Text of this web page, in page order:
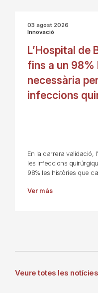
03 agost 2026
Innovació
L’Hospital de
fins a un 98%
necessària
infeccions
En la darrera validació,
les infeccions
98% les històries que
Ver más
Veure totes les notícies